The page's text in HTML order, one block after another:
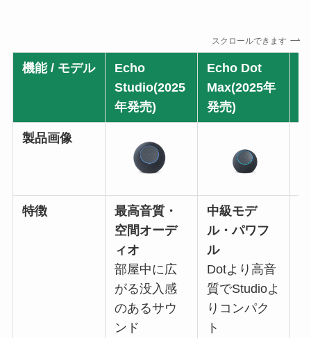
スクロールできます
機能 / モデル
Echo
Studio(2025
年発売)
Echo Dot
Max(2025年
発売)
製品画像
特徴
最高音質・
空間オーデ
ィオ
部屋中に広
がる没入感
のあるサウ
ンド
中級モデ
ル・パワフ
ル
Dotより高音
質でStudioよ
りコンパク
ト